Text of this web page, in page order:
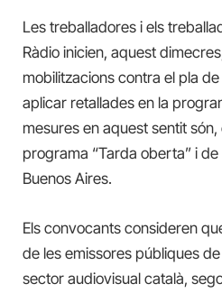
Les treballadores i els
Ràdio inicien, aquest
mobilitzacions contra el pla
aplicar retallades en la
mesures en aquest sentit
programa “Tarda oberta” i
Buenos Aires.
Els convocants consideren
de les emissores públiques
sector audiovisual català,